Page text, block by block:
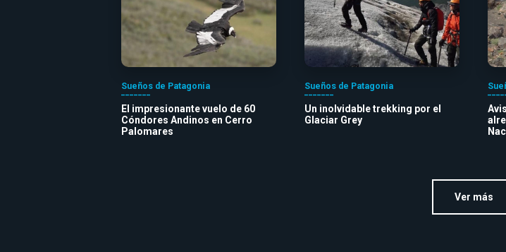
Sueños de Patagonia
El impresionante vuelo de 60
Cóndores Andinos en Cerro
Palomares
Sueños de Patagonia
Un inolvidable trekking por el
Glaciar Grey
Ver más